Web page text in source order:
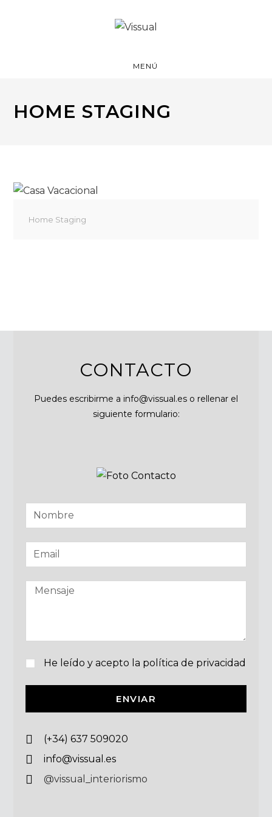
MENÚ
HOME STAGING
Home Staging
CONTACTO
Puedes escribirme a info@vissual.es o rellenar el
siguiente formulario:
(+34) 637 509020
info@vissual.es
@vissual_interiorismo
He leído y acepto la política de privacidad
ENVIAR